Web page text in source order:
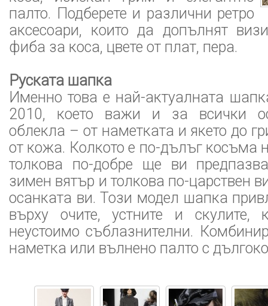
палто. Подберете и различни ретро
аксесоари, които да допълнят
фиба за коса, цвете от плат, пера.
Руската шапка
Именно това е най-актуалната
2010, което важи и за всички
облекла – от наметката и якето до
от кожа. Колкото е по-дълъг косъма
толкова по-добре ще ви
зимен вятър и толкова по-царствен
осанката ви. Този модел шапка
върху очите, устните и скулите,
неустоимо съблазнителни.
наметка или вълнено палто с